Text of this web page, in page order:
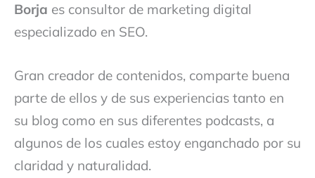
Borja es consultor de marketing digital
especializado en SEO.
Gran creador de contenidos, comparte buena
parte de ellos y de sus experiencias tanto en
su blog como en sus diferentes podcasts, a
algunos de los cuales estoy enganchado por su
claridad y naturalidad.